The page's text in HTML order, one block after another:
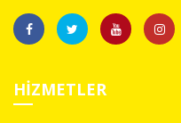
HIZMETLER